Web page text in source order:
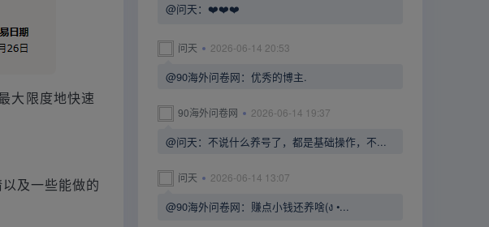
大限度地快速
及一些能做的
@问天：❤️❤️❤️
问天 2026-06-14 20:53
@90海外问卷网：优秀的博主.
90海外问卷网 2026-06-14 19:37
@问天：不说什么养号了，都是基础操作，不...
问天 2026-06-14 13:07
@90海外问卷网：赚点小钱还养啥(ง •...